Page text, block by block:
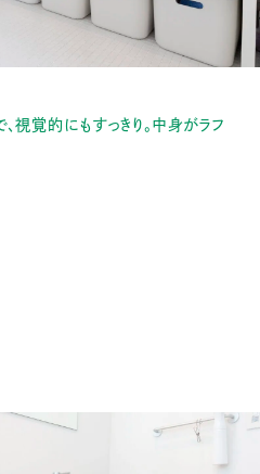
視覚的にもすっきり。中身がラフ